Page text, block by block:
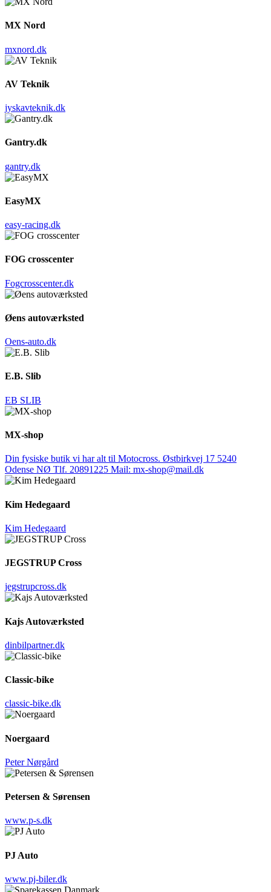
MX Nord
mxnord.dk
AV Teknik
jyskavteknik.dk
Gantry.dk
gantry.dk
EasyMX
easy-racing.dk
FOG crosscenter
Fogcrosscenter.dk
Øens autoværksted
Oens-auto.dk
E.B. Slib
EB SLIB
MX-shop
Din fysiske butik vi har alt til Motocross. Østbirkvej 17 5240
Odense NØ Tlf. 20891225 Mail: mx-shop@mail.dk
Kim Hedegaard
Kim Hedegaard
JEGSTRUP Cross
jegstrupcross.dk
Kajs Autoværksted
dinbilpartner.dk
Classic-bike
classic-bike.dk
Noergaard
Peter Nørgård
Petersen & Sørensen
www.p-s.dk
PJ Auto
www.pj-biler.dk